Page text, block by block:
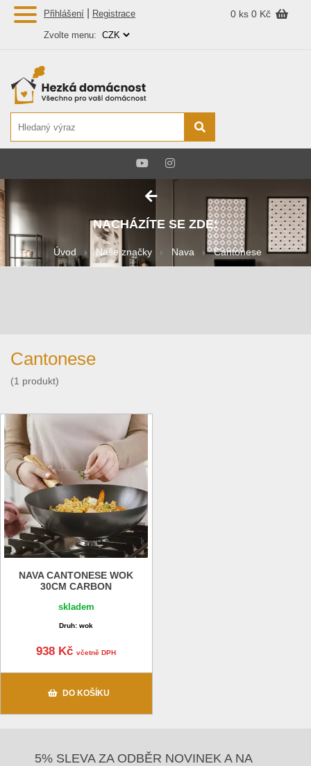
Přihlášení Registrace 0 ks 0 Kč
Zvolte menu:
NACHÁZÍTE SE ZDE:
Úvod Naše značky Nava Cantonese
Cantonese
(1 produkt)
NAVA CANTONESE WOK
30CM CARBON
skladem
Druh: wok
938 Kčvčetně DPH
DO KOŠÍKU
5% SLEVA ZA ODBĚR NOVINEK A NA